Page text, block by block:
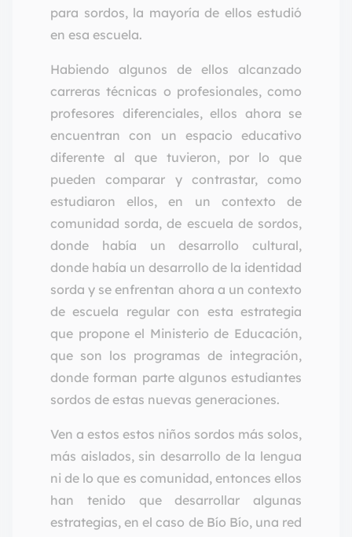
para sordos, la mayoría de ellos estudió
en esa escuela.
Habiendo algunos de ellos alcanzado
carreras técnicas o profesionales, como
profesores diferenciales, ellos ahora se
encuentran con un espacio educativo
diferente al que tuvieron, por lo que
pueden comparar y contrastar, como
estudiaron ellos, en un contexto de
comunidad sorda, de escuela de sordos,
donde había un desarrollo cultural,
donde había un desarrollo de la identidad
sorda y se enfrentan ahora a un contexto
de escuela regular con esta estrategia
que propone el Ministerio de Educación,
que son los programas de integración,
donde forman parte algunos estudiantes
sordos de estas nuevas generaciones.
Ven a estos estos niños sordos más solos,
más aislados, sin desarrollo de la lengua
ni de lo que es comunidad, entonces ellos
han tenido que desarrollar algunas
estrategias, en el caso de Bío Bío, una red